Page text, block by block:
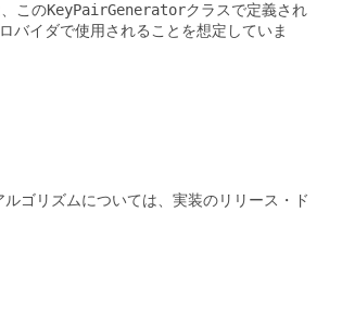
このKeyPairGeneratorクラスで定義され
バイダで使用されることを想定していま
ゴリズムについては、実装のリリース・ド